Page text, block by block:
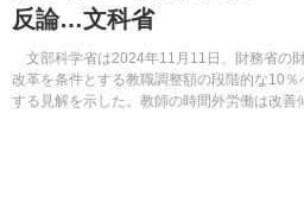
反論…文科省
文部科学省は2024年11月11日、財務省の
改革を条件とする教職調整額の段階的な10
する見解を示した。教師の時間外労働は改善